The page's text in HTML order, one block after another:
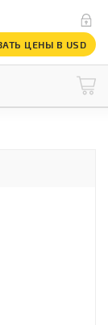
ЦЕНЫ В USD